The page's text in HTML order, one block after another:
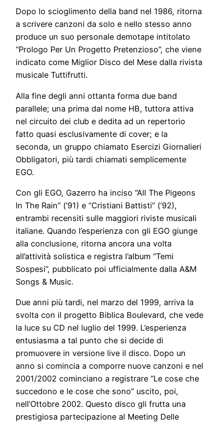
Dopo lo scioglimento della band nel 1986, ritorna
a scrivere canzoni da solo e nello stesso anno
produce un suo personale demotape intitolato
“Prologo Per Un Progetto Pretenzioso”, che viene
indicato come Miglior Disco del Mese dalla rivista
musicale Tuttifrutti.
Alla fine degli anni ottanta forma due band
parallele; una prima dal nome HB, tuttora attiva
nel circuito dei club e dedita ad un repertorio
fatto quasi esclusivamente di cover; e la
seconda, un gruppo chiamato Esercizi Giornalieri
Obbligatori, più tardi chiamati semplicemente
EGO.
Con gli EGO, Gazerro ha inciso “All The Pigeons
In The Rain” (’91) e “Cristiani Battisti” (’92),
entrambi recensiti sulle maggiori riviste musicali
italiane. Quando l’esperienza con gli EGO giunge
alla conclusione, ritorna ancora una volta
all’attività solistica e registra l’album “Temi
Sospesi”, pubblicato poi ufficialmente dalla A&M
Songs & Music.
Due anni più tardi, nel marzo del 1999, arriva la
svolta con il progetto Biblica Boulevard, che vede
la luce su CD nel luglio del 1999. L’esperienza
entusiasma a tal punto che si decide di
promuovere in versione live il disco. Dopo un
anno si comincia a comporre nuove canzoni e nel
2001/2002 cominciano a registrare “Le cose che
succedono e le cose che sono” uscito, poi,
nell’Ottobre 2002. Questo disco gli frutta una
prestigiosa partecipazione al Meeting Delle